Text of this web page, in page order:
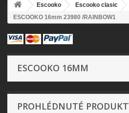
Escooko Escooko clasic
ESCOOKO 16mm 23980 /RAINBOW1
ESCOOKO 16MM
PROHLÉDNUTÉ